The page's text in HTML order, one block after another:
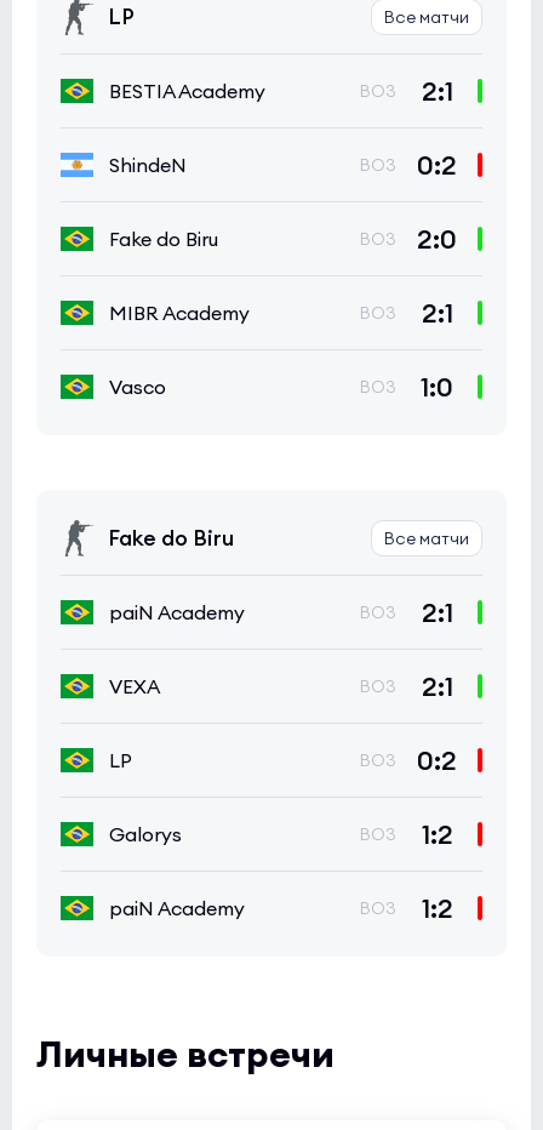
LP Все матчи
BESTIA Academy BO3 2:1
ShindeN BO3 0:2
Fake do Biru BO3 2:0
MIBR Academy BO3 2:1
Vasco BO3 1:0
Fake do Biru Все матчи
paiN Academy BO3 2:1
VEXA BO3 2:1
LP BO3 0:2
Galorys BO3 1:2
paiN Academy BO3 1:2
Личные встречи